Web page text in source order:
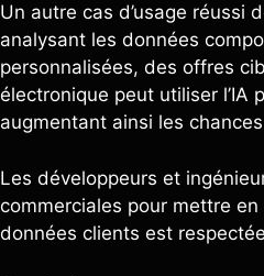
Un autre cas d’usage réussi
analysant les données
personnalisées, des offres
électronique peut utiliser
augmentant ainsi les
Les développeurs et
commerciales pour mettre
données clients est